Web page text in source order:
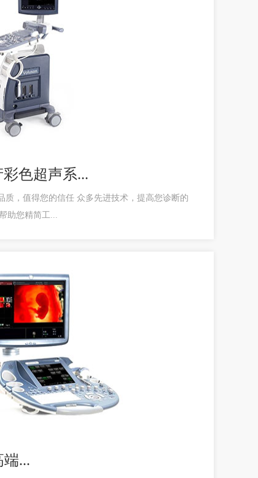
彩色超声系...
质，值得您的信任 众多先进技术，提高您诊断的
助您精简工...
端...